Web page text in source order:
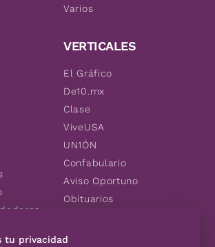
Varios
VERTICALES
El Gráfico
De10.mx
Clase
ViveUSA
UN1ÓN
Confabulario
Aviso Oportuno
Obituarios
Consultas
tu privacidad